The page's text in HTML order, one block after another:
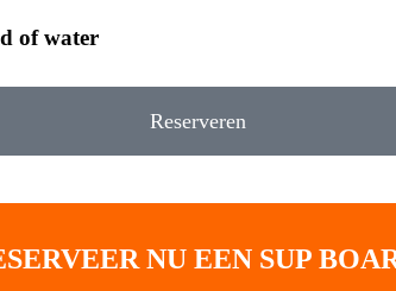
of water
Reserveren
NU EEN SUP